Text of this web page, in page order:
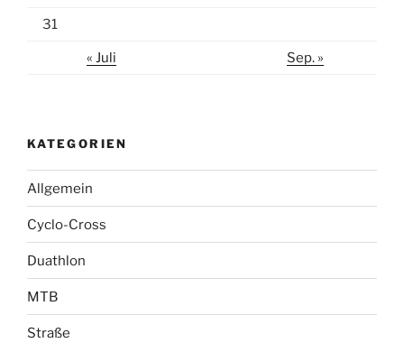
31
« Juli Sep. »
KATEGORIEN
Allgemein
Cyclo-Cross
Duathlon
MTB
Straße